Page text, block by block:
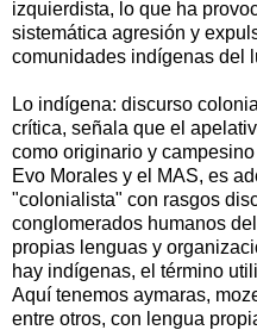
izquierdista, lo que ha
sistemática agresión y
comunidades indígenas del
Lo indígena: discurso
crítica, señala que el
como originario y
Evo Morales y el MAS, es
"colonialista" con rasgos
conglomerados humanos
propias lenguas y
hay indígenas, el término
Aquí tenemos aymaras,
entre otros, con lengua